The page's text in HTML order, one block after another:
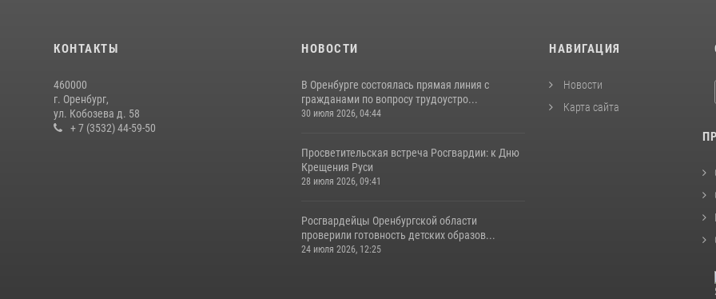
КОНТАКТЫ
460000
г. Оренбург,
ул. Кобозева д. 58
+ 7 (3532) 44-59-50
НОВОСТИ
В Оренбурге состоялась прямая линия с
гражданами по вопросу трудоустро...
30 июля 2026, 04:44
Просветительская встреча Росгвардии: к Дню
Крещения Руси
28 июля 2026, 09:41
Росгвардейцы Оренбургской области
проверили готовность детских образов...
24 июля 2026, 12:25
НАВИГАЦИЯ
Новости
Карта сайта